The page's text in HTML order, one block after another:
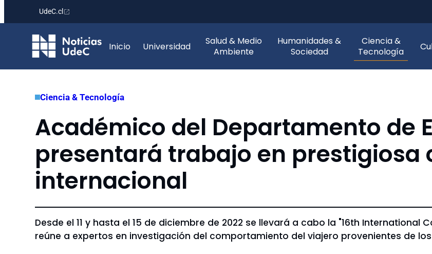
contenido
UdeC.cl
Inicio Universidad
Salud & Medio
Ambiente
Humanidades &
Sociedad
Ciencia &
Tecnología
Ciencia & Tecnología
Académico del Departamento de
presentará trabajo en prestigiosa
internacional
Desde el 11 y hasta el 15 de diciembre de 2022 se llevará a cabo la "16th International
reúne a expertos en investigación del comportamiento del viajero provenientes de